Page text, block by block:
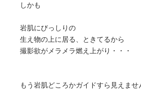
しかも
岩肌にびっしりの
生え物の上に居る、ときてるから
撮影欲がメラメラ燃え上がり・・・
もう岩肌どころかガイドすら見えませ